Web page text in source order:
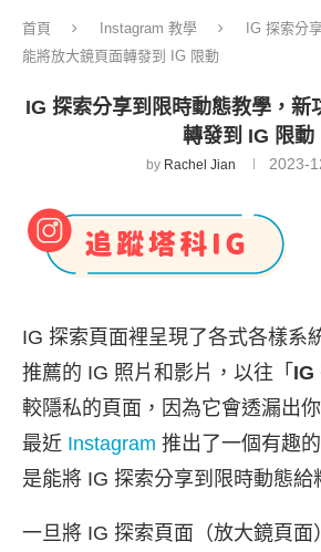
首頁 Instagram 教學
IG 探索分
能將放大鏡頁面轉發到 IG 限動
IG 探索分享到限時動態教學，新
轉發到 IG 限動
by Rachel Jian 2023-
IG 探索頁面裡呈現了各式各樣系
推薦的 IG 照片和影片，以往「 IG
較隱私的頁面，因為它會透漏出
最近 Instagram 推出了一個有趣
是能將 IG 探索分享到限時動態給
一旦將 IG 探索頁面（放大鏡頁面